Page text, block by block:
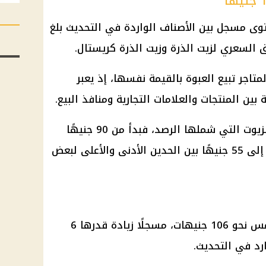
مسجل بين الأصناف الواردة في التحديث بلغ
تبيع العبوة بالقيمة نفسها، إذ يعبر
المنتجات والعلامات التجارية ومنافذ البيع.
أما أقل سعر ظاهر ضمن نطاقات الزيوت التي شملها الرصد، فبدأ من 90 جنيهًا
للتر، وهو ما يكشف عن فارق يصل إلى 55 جنيهًا بين الحدين الأدنى والأعلى لبعض
بلغ متوسط سعر لتر زيت عباد الشمس نحو 106 جنيهات، مسجلًا زيادة قدرها 6
في التحديث.